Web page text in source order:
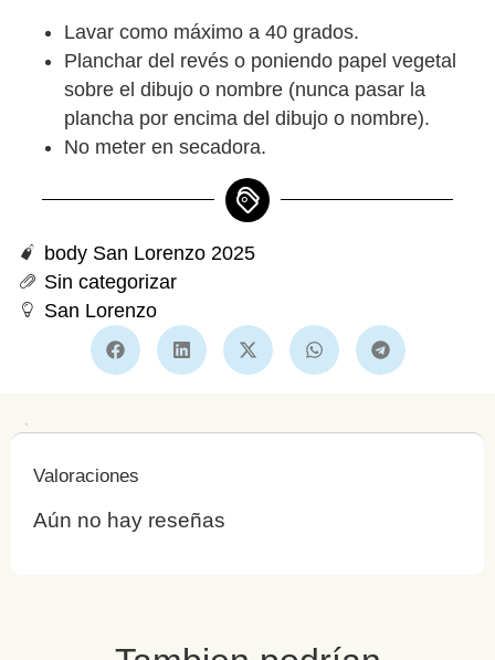
Lavar como máximo a 40 grados.
Planchar del revés o poniendo papel vegetal
sobre el dibujo o nombre (nunca pasar la
plancha por encima del dibujo o nombre).
No meter en secadora.
body San Lorenzo 2025
Sin categorizar
San Lorenzo
Valoraciones
Aún no hay reseñas